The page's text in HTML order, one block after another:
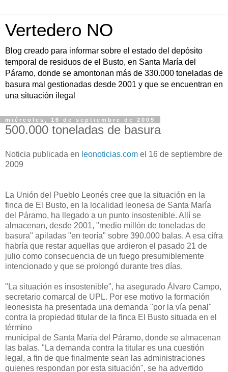
Vertedero NO
Blog creado para informar sobre el estado del depósito
temporal de residuos de el Busto, en Santa María del
Páramo, donde se amontonan más de 330.000 toneladas de
basura mal gestionadas desde 2001 y que se encuentran en
una situación ilegal
miércoles, 16 de septiembre de 2009
500.000 toneladas de basura
Noticia publicada en leonoticias.com el 16 de septiembre de
2009
La Unión del Pueblo Leonés cree que la situación en la
finca de El Busto, en la localidad leonesa de Santa María
del Páramo, ha llegado a un punto insostenible. Allí se
almacenan, desde 2001, "medio millón de toneladas de
basura" apiladas "en teoría" sobre 390.000 balas. A esa cifra
habría que restar aquellas que ardieron el pasado 21 de
julio como consecuencia de un fuego presumiblemente
intencionado y que se prolongó durante tres días.
"La situación es insostenible", ha asegurado Álvaro Campo,
secretario comarcal de UPL. Por ese motivo la formación
leonesista ha presentada una demanda "por la vía penal"
contra la propiedad titular de la finca El Busto situada en el
término
municipal de Santa María del Páramo, donde se almacenan
las balas. "La demanda contra la titular es una cuestión
legal, a fin de que finalmente sean las administraciones
quienes respondan por esta situación", se ha advertido